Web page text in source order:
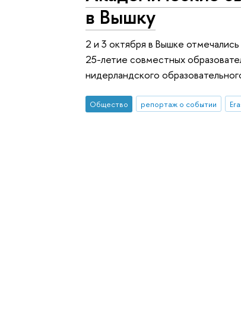
в Вышку
2 и 3 октября в Вышке
25-летие совместных
нидерландского
Общество репортаж о событии